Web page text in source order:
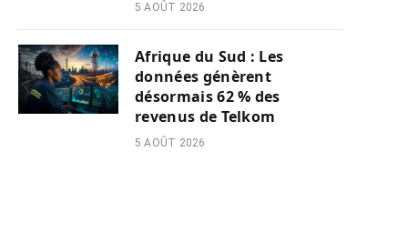
5 AOÛT 2026
Afrique du Sud : Les
données génèrent
désormais 62 % des
revenus de Telkom
5 AOÛT 2026